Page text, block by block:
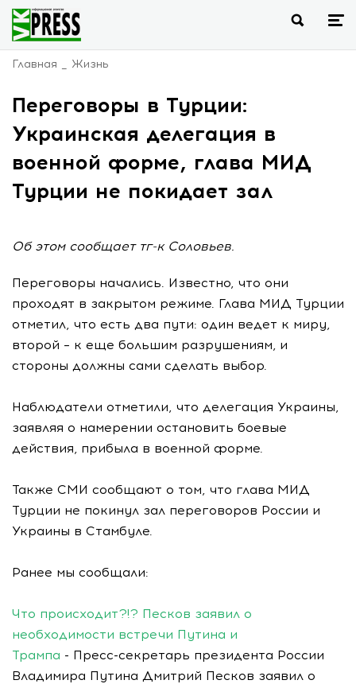
Главная Жизнь
Переговоры в Турции:
Украинская делегация в
военной форме, глава МИД
Турции не покидает зал
Об этом сообщает тг-к Соловьев.
Переговоры начались. Известно, что они
проходят в закрытом режиме. Глава МИД Турции
отметил, что есть два пути: один ведет к миру,
второй – к еще большим разрушениям, и
стороны должны сами сделать выбор.
Наблюдатели отметили, что делегация Украины,
заявляя о намерении остановить боевые
действия, прибыла в военной форме.
Также СМИ сообщают о том, что глава МИД
Турции не покинул зал переговоров России и
Украины в Стамбуле.
Ранее мы сообщали:
Что происходит?!? Песков заявил о
необходимости встречи Путина и
Трампа - Пресс-секретарь президента России
Владимира Путина Дмитрий Песков заявил о